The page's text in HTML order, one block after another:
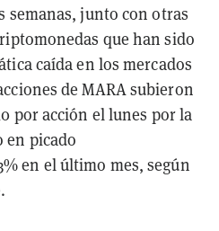
semanas, junto con otras
que han sido
caída en los mercados
de MARA subieron
por acción el lunes por la
en picado
en el último mes, según